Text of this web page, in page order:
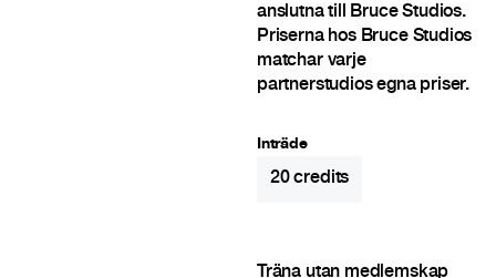
anslutna till Bruce Studios.
Priserna hos Bruce Studios
matchar varje
partnerstudios egna priser.
Inträde
20credits
Träna utan medlemskap